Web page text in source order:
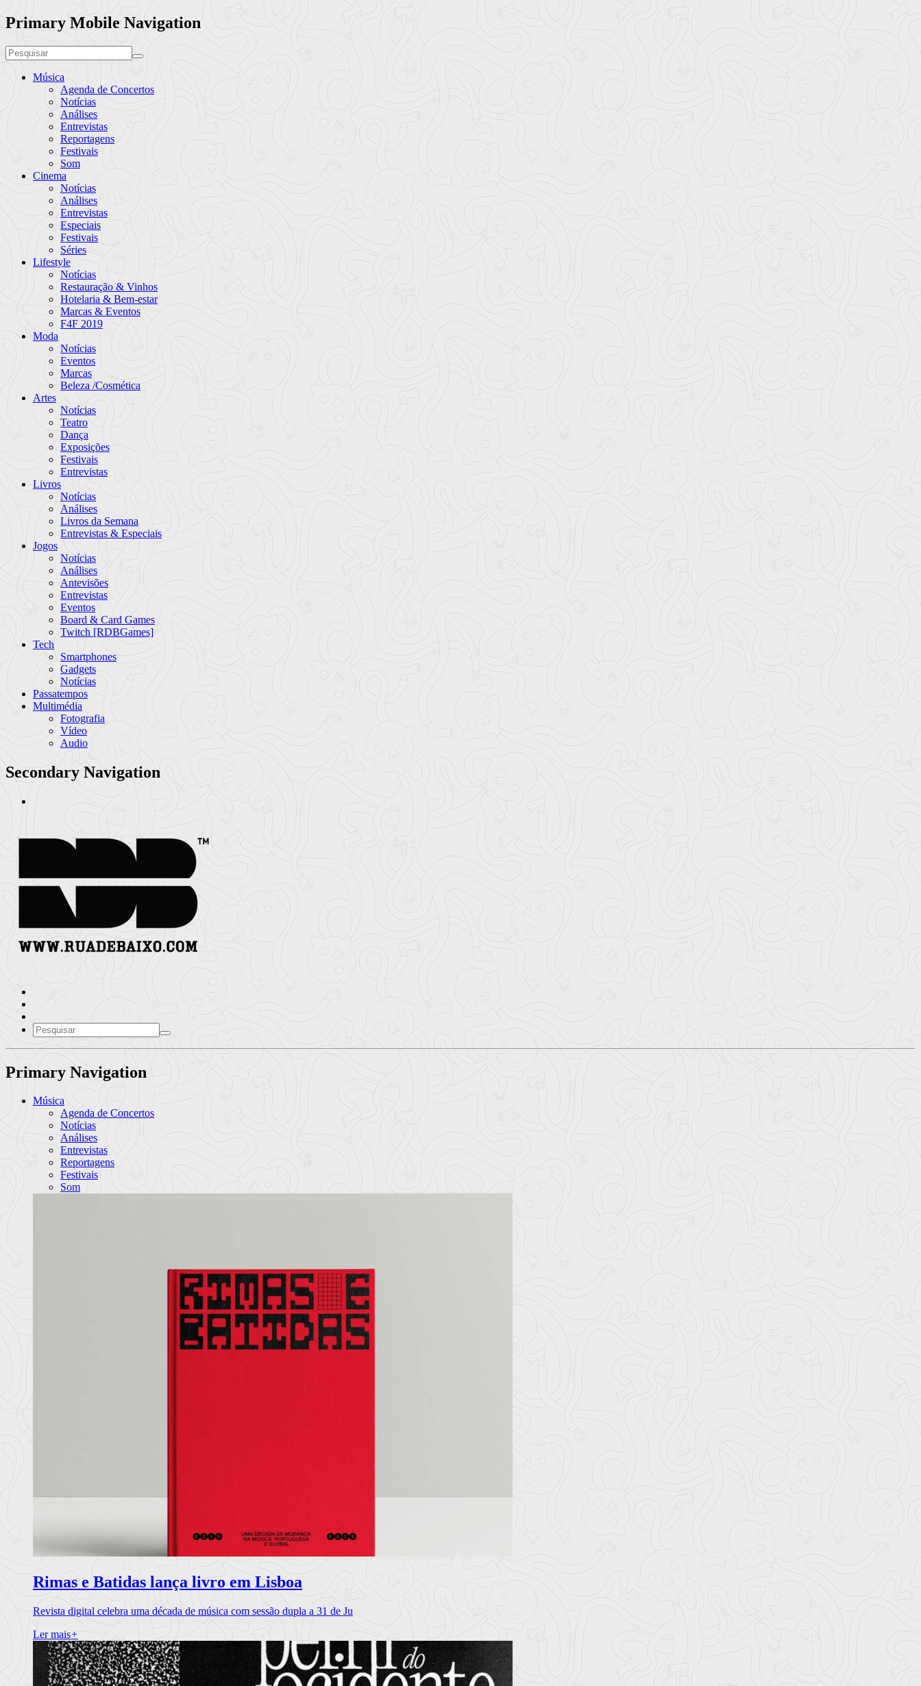
Primary Mobile Navigation
Música
Agenda de Concertos
Notícias
Análises
Entrevistas
Reportagens
Festivais
Som
Cinema
Notícias
Análises
Entrevistas
Especiais
Festivais
Séries
Lifestyle
Notícias
Restauração & Vinhos
Hotelaria & Bem-estar
Marcas & Eventos
F4F 2019
Moda
Notícias
Eventos
Marcas
Beleza /Cosmética
Artes
Notícias
Teatro
Dança
Exposições
Festivais
Entrevistas
Livros
Notícias
Análises
Livros da Semana
Entrevistas & Especiais
Jogos
Notícias
Análises
Antevisões
Entrevistas
Eventos
Board & Card Games
Twitch [RDBGames]
Tech
Smartphones
Gadgets
Notícias
Passatempos
Multimédia
Fotografia
Vídeo
Audio
Secondary Navigation
Primary Navigation
Música
Agenda de Concertos
Notícias
Análises
Entrevistas
Reportagens
Festivais
Som
Rimas e Batidas lança livro em Lisboa
Revista digital celebra uma década de música com sessão dupla a 31 de Ju
Ler mais+